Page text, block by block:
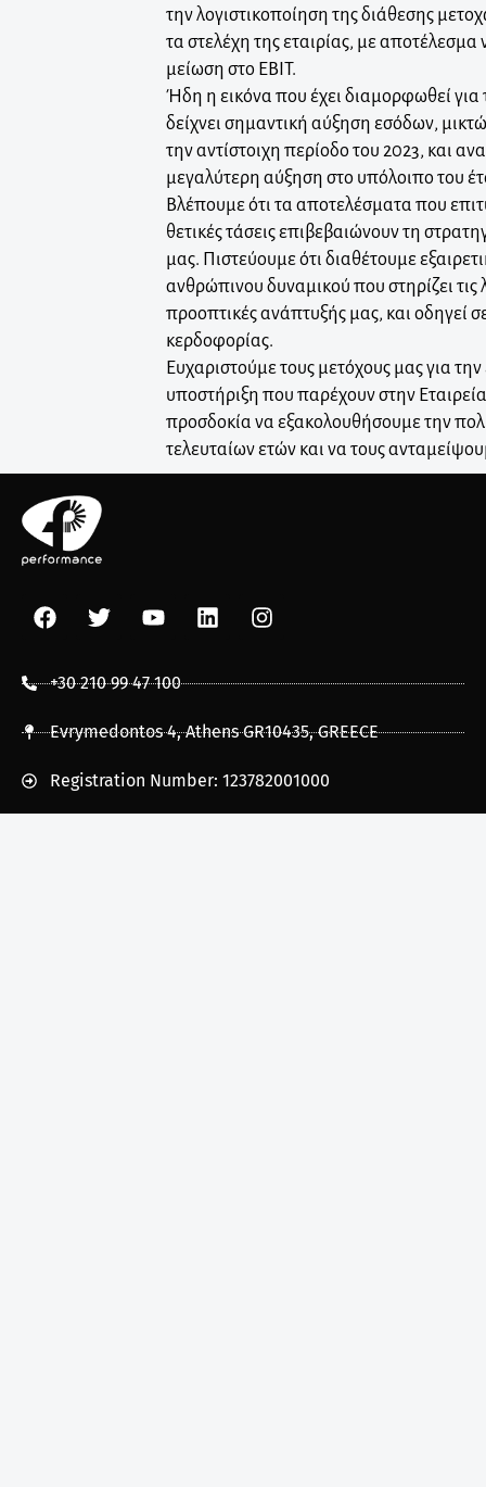
την λογιστικοποίηση της διάθεσης
τα στελέχη της εταιρίας, με αποτέλεσμα
μείωση στο EBIT.
Ήδη η εικόνα που έχει διαμορφωθεί για
δείχνει σημαντική αύξηση εσόδων,
την αντίστοιχη περίοδο του 2023, και
μεγαλύτερη αύξηση στο υπόλοιπο του
Βλέπουμε ότι τα αποτελέσματα που
θετικές τάσεις επιβεβαιώνουν τη
μας. Πιστεύουμε ότι διαθέτουμε
ανθρώπινου δυναμικού που στηρίζει τις
προοπτικές ανάπτυξής μας, και οδηγεί
κερδοφορίας.
Ευχαριστούμε τους μετόχους μας για
υποστήριξη που παρέχουν στην
προσδοκία να εξακολουθήσουμε την
τελευταίων ετών και να τους
+30 210 99 47 100
Evrymedontos 4, Athens GR10435, GREECE
Registration Number: 123782001000